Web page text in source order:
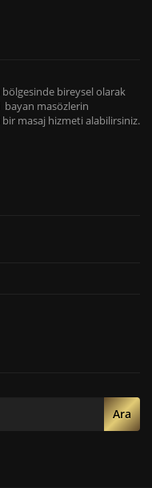
bireysel olarak
bayan masözlerin
masaj hizmeti alabilirsiniz.
Ara